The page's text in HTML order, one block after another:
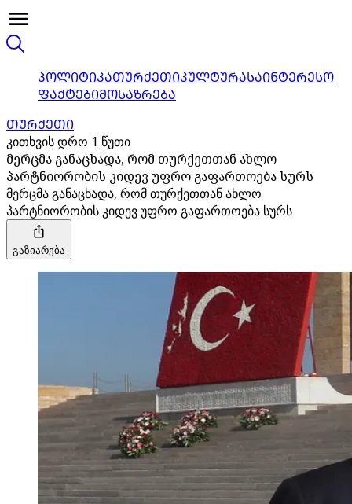
ᲞᲝᲚᲘᲢᲘᲙᲐᲗᲣᲠᲥᲔᲗᲘᲙᲣᲚᲢᲣᲠᲐᲡᲐᲘᲜᲢᲔᲠᲔᲡᲝ
ᲤᲐᲥᲢᲔᲑᲘᲛᲝᲡᲐᲖᲠᲔᲑᲐ
ᲗᲣᲠᲥᲔᲗᲘ
კითხვის დრო 1 წუთი
მერცმა განაცხადა, რომ თურქეთთან ახლო
პარტნიორობის კიდევ უფრო გაფართოება სურს
მერცმა განაცხადა, რომ თურქეთთან ახლო
პარტნიორობის კიდევ უფრო გაფართოება სურს
გაზიარება